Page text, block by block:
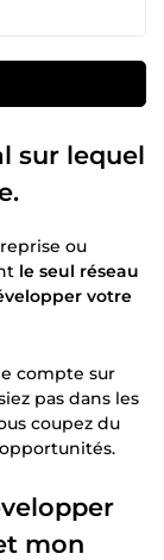
sur lequel
ou
le seul réseau
votre
compte sur
pas dans les
coupez du
mon